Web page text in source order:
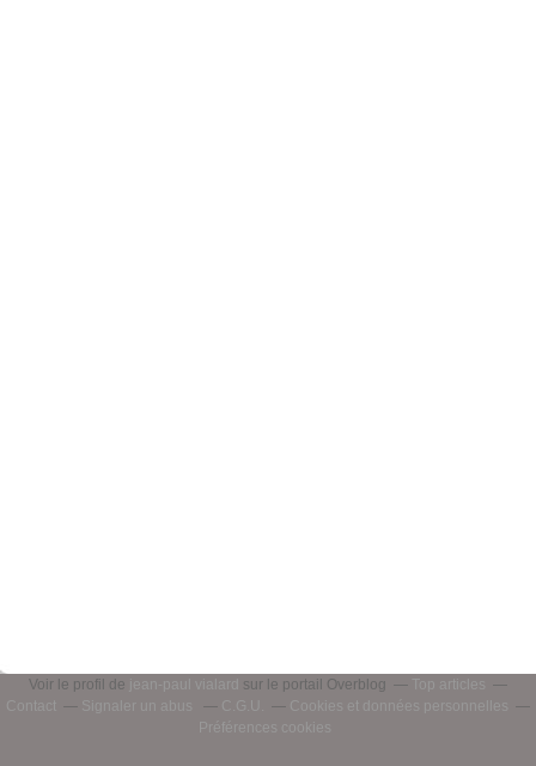
Voir le profil de jean-paul vialard sur le portail Overblog
Top articles
Contact
Signaler un abus C.G.U.
Cookies et données personnelles
Préférences cookies